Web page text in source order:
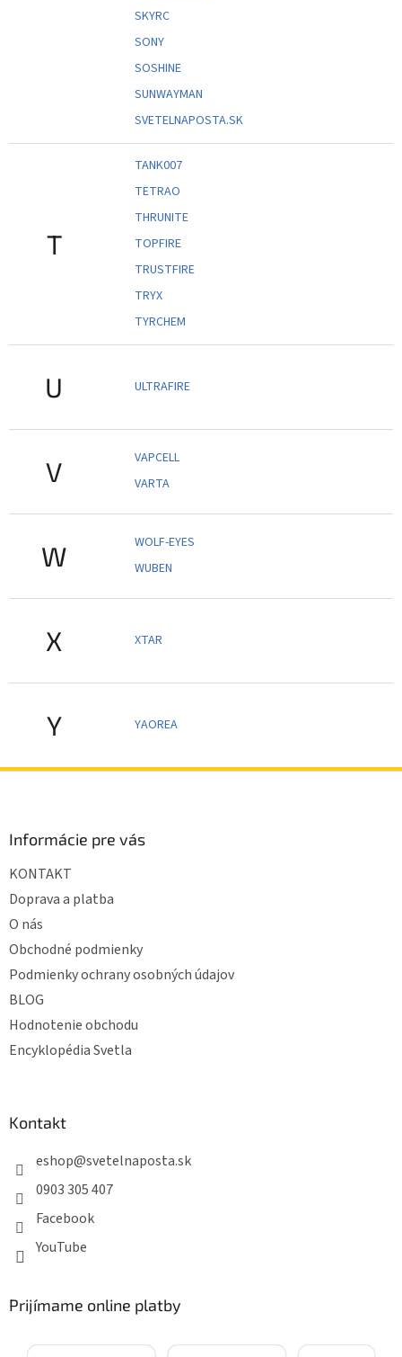
SKYRC
SONY
SOSHINE
SUNWAYMAN
SVETELNAPOSTA.SK
T
TANK007
TETRAO
THRUNITE
TOPFIRE
TRUSTFIRE
TRYX
TYRCHEM
U ULTRAFIRE
V
VAPCELL
VARTA
W
WOLF-EYES
WUBEN
X XTAR
Y YAOREA
Informácie pre vás
KONTAKT
Doprava a platba
O nás
Obchodné podmienky
Podmienky ochrany osobných údajov
BLOG
Hodnotenie obchodu
Encyklopédia Svetla
Kontakt
eshop@svetelnaposta.sk
0903 305 407
Facebook
YouTube
Prijímame online platby